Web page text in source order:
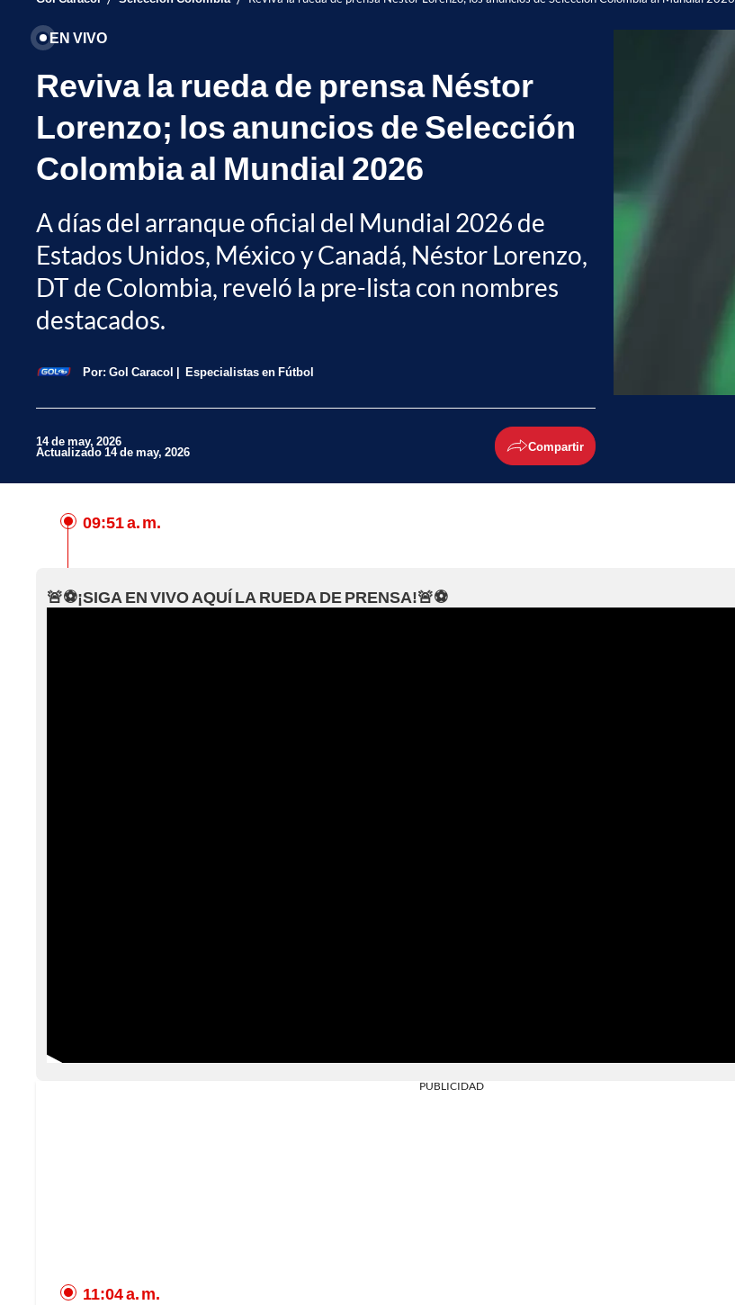
EN VIVO
Reviva la rueda de prensa Néstor
Lorenzo; los anuncios de Selección
Colombia al Mundial 2026
A días del arranque oficial del Mundial 2026 de
Estados Unidos, México y Canadá, Néstor Lorenzo,
DT de Colombia, reveló la pre-lista con nombres
destacados.
Por: Gol Caracol Especialistas en Fútbol
14 de may, 2026
Actualizado 14 de may, 2026 Compartir
Whatsapp
09:51 a. m.
🚨⚽¡SIGA EN VIVO AQUÍ LA RUEDA DE PRENSA!🚨⚽
PUBLICIDAD
11:04 a. m.